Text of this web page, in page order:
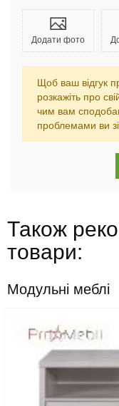
Додати фото
Щоб ваш відгук
розкажіть про
чим вам
проблемами ви
Також
товари:
Модульні меблі